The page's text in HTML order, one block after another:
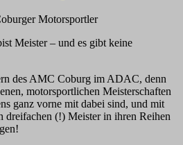
Motorsportler
Meister – und es gibt keine
des AMC Coburg im ADAC, denn
motorsportlichen Meisterschaften
ganz vorne mit dabei sind, und mit
dreifachen (!) Meister in ihren Reihen